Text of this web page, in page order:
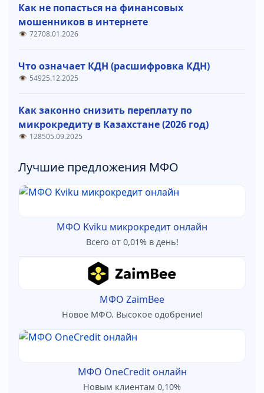
Как не попасться на финансовых
мошенников в интернете
72708.01.2026
Что означает КДН (расшифровка КДН)
54925.12.2025
Как законно снизить переплату по
микрокредиту в Казахстане (2026 год)
128505.09.2025
Лучшие предложения МФО
МФО Kviku микрокредит онлайн
Всего от 0,01% в день!
МФО ZaimBee
Новое МФО. Высокое одобрение!
МФО OneCredit онлайн
Новым клиентам 0,10%